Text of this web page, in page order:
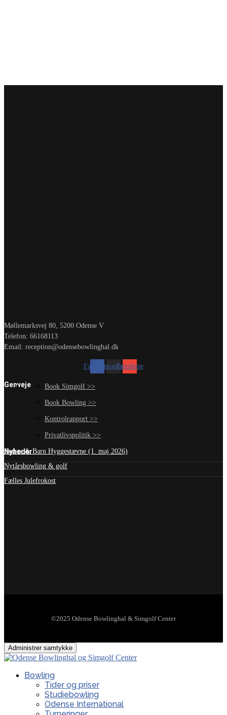
Møllemarksvej 80, 5200 Odense V
Telefon: 66168113
Email: reception@odensebowlinghal.dk
FacebookInstagramEnvelope
Genveje Book Simgolf >>
Book Bowling >>
Kontrolrapport >>
Privatlivspolitik >>
Nyheder
Bedste & Barn Hyggestævne (1. maj 2026)
Nytårsbowling & golf
Fælles Julefrokost
©2025 Odense Bowlinghal & Simgolf Center
Administrer samtykke
Bowling
Tider og priser
Studiebowling
Odense International